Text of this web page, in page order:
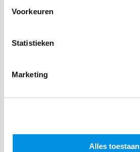
Voorkeuren
Statistieken
Marketing
Alles toestaan
kunststof
(12,86 Incl. btw)
Vandaag besteld, dinsdag